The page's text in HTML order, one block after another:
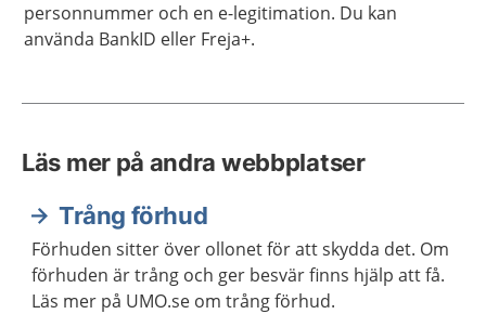
personnummer och en e-legitimation. Du kan
använda BankID eller Freja+.
Läs mer på andra webbplatser
Trång förhud
Förhuden sitter över ollonet för att skydda det. Om
förhuden är trång och ger besvär finns hjälp att få.
Läs mer på UMO.se om trång förhud.